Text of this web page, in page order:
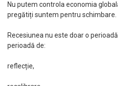
Nu putem controla economia
pregătiți suntem pentru schimbare.
Recesiunea nu este doar o
perioadă de:
reflecție,